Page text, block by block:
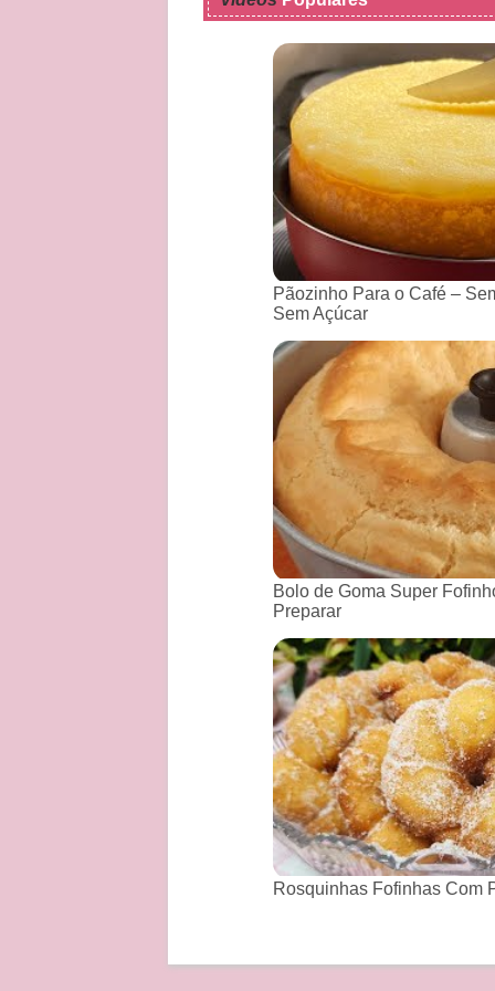
Pãozinho Para o Café –
Sem Açúcar
Bolo de Goma Super
Preparar
Rosquinhas Fofinhas Com